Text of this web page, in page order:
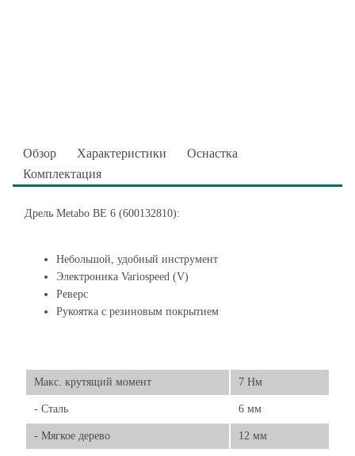
Обзор Характеристики
Оснастка
Комплектация
Дрель Metabo BE 6 (600132810):
Небольшой, удобный инструмент
Электроника Variospeed (V)
Реверс
Рукоятка с резиновым покрытием
Макс. крутящий момент 7 Нм
- Сталь 6 мм
- Мягкое дерево 12 мм